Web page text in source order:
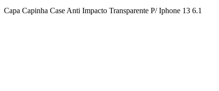
Capa Capinha Case Anti Impacto Transparente P/ Iphone 13 6.1